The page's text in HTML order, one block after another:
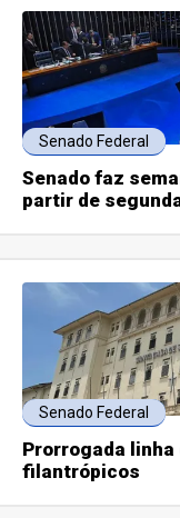
Senado Federal
Senado faz
partir de
Senado Federal
Prorrogada
filantrópicos